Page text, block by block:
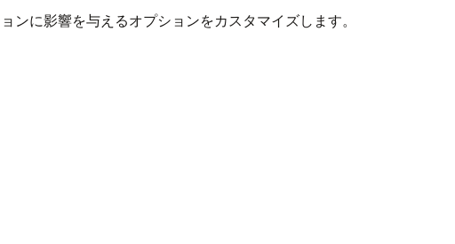
に影響を与えるオプションをカスタマイズします。